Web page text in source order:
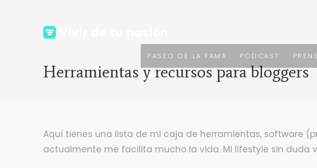
PASEO DE LA FAMA PODCAST
Herramientas y recursos para bloggers
Aquí tienes una lista de mi caja de herramientas, software
actualmente me facilita mucho la vida. Mi lifestyle sin